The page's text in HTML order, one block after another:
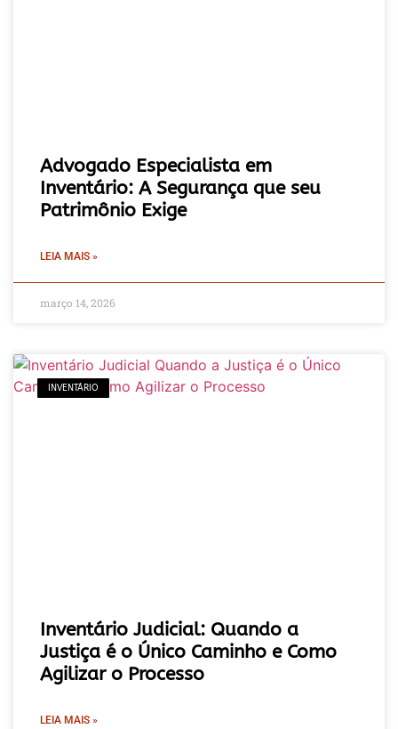
Advogado Especialista em
Inventário: A Segurança que seu
Patrimônio Exige
LEIA MAIS »
março 14, 2026
INVENTÁRIO
Inventário Judicial: Quando a
Justiça é o Único Caminho e Como
Agilizar o Processo
LEIA MAIS »